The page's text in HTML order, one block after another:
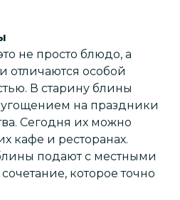
не просто блюдо, а
отличаются особой
В старину блины
на праздники
Сегодня их можно
кафе и ресторанах.
подают с местными
которое точно